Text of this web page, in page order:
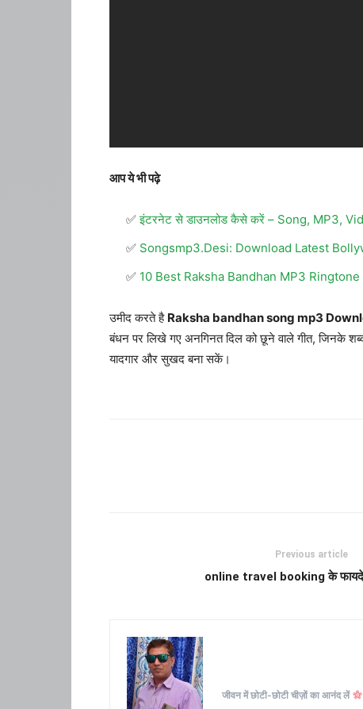
आप ये भी पढ़े
इंटरनेट से डाउनलोड कैसे करें – Song, MP3,
Songsmp3.Desi: Download Latest
10 Best Raksha Bandhan MP3
उमीद करते है Raksha bandhan song mp3
बंधन पर लिखे गए अनगिनत दिल को छूने वाले गीत, जिनके
यादगार और सुखद बना सकें।
Previous article
online travel booking के
जीवन में छोटी-छोटी चीज़ों का आनंद लें